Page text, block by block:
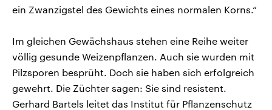
ein Zwanzigstel des Gewichts eines normalen Korns.“
Im gleichen Gewächshaus stehen eine Reihe weiter
völlig gesunde Weizenpflanzen. Auch sie wurden mit
Pilzsporen besprüht. Doch sie haben sich erfolgreich
gewehrt. Die Züchter sagen: Sie sind resistent.
Gerhard Bartels leitet das Institut für Pflanzenschutz